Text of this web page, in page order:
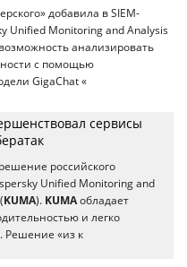
добавила в SIEM-
Unified Monitoring and Analysis
анализировать
с помощью
GigaChat «
сервисы
российского
Unified Monitoring and
KUMA). KUMAобладает
и легко
Решение «из к